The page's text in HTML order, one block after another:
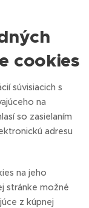
cookies
súvisiacich s
na
so zasielaním
adresu
na jeho
stránke možné
z kúpnej